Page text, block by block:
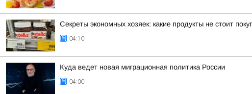
Секреты экономных хозяек: какие продукты не стоит
04:10
Куда ведет новая миграционная политика России
04:00